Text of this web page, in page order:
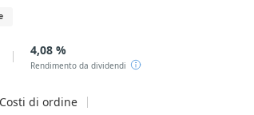
4,08 %
Rendimento da dividendi
Costi di ordine